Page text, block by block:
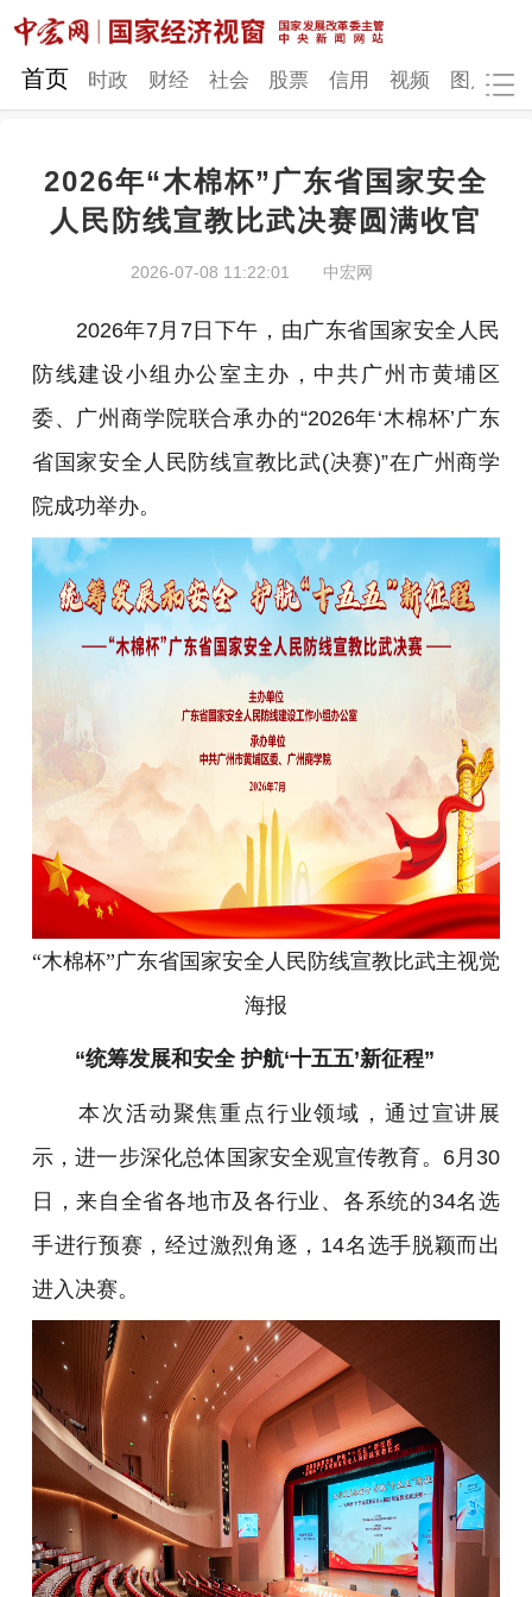
网站地图
时政 财经 社会 股票
图片
地方发展
首页 时政 财经 社会 股票 信用 视频 图片
2026年“木棉杯”广东省国家安全
人民防线宣教比武决赛圆满收官
2026-07-08 11:22:01 中宏网
2026年7月7日下午，由广东省国家安全人民
防线建设小组办公室主办，中共广州市黄埔区
委、广州商学院联合承办的“2026年‘木棉杯’广东
省国家安全人民防线宣教比武(决赛)”在广州商学
院成功举办。
“木棉杯”广东省国家安全人民防线宣教比武主视觉
海报
“统筹发展和安全 护航‘十五五’新征程”
本次活动聚焦重点行业领域，通过宣讲展
示，进一步深化总体国家安全观宣传教育。6月30
日，来自全省各地市及各行业、各系统的34名选
手进行预赛，经过激烈角逐，14名选手脱颖而出
进入决赛。